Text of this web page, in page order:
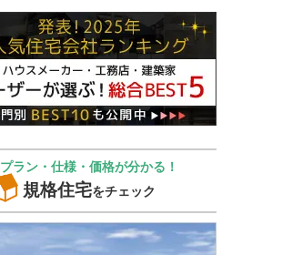
プラン・仕様・価格が分かる！
規格住宅をチェック